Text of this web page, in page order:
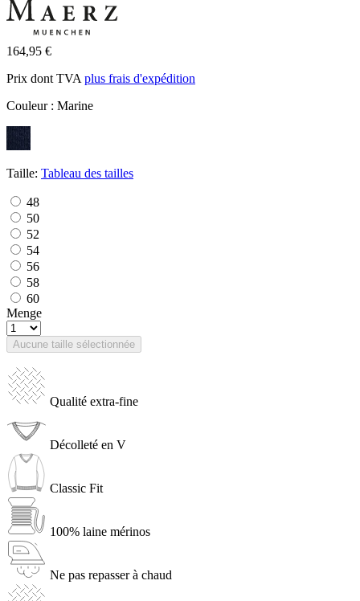
164,95 €
Prix dont TVA plus frais d'expédition
Couleur : Marine
Taille: Tableau des tailles
48
50
52
54
56
58
60
Menge
Aucune taille sélectionnée
Qualité extra-fine
Décolleté en V
Classic Fit
100% laine mérinos
Ne pas repasser à chaud